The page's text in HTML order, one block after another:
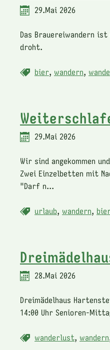
29.Mai 2026
Das Brauereiwandern
droht.
bier, wandern,
29.Mai 2026
Wir sind angekommen
Zwei Einzelbetten mit
"Darf n...
urlaub, wandern,
28.Mai 2026
Dreimädelhaus
14:00 Uhr Senioren-
wanderlust, wandern